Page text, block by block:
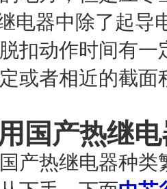
电器中除了起导
扣动作时间有
或者相近的截面
国产热继
产热继电器种